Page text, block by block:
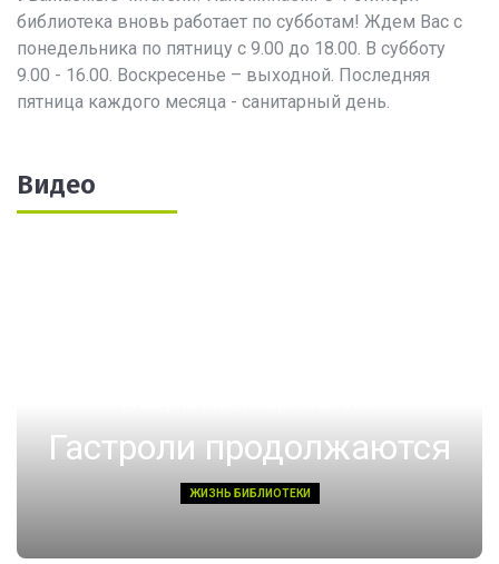
библиотека вновь работает по субботам! Ждем Вас с
понедельника по пятницу с 9.00 до 18.00. В субботу
9.00 - 16.00. Воскресенье – выходной. Последняя
пятница каждого месяца - санитарный день.
Видео
Гастроли продолжаются
ЖИЗНЬ БИБЛИОТЕКИ